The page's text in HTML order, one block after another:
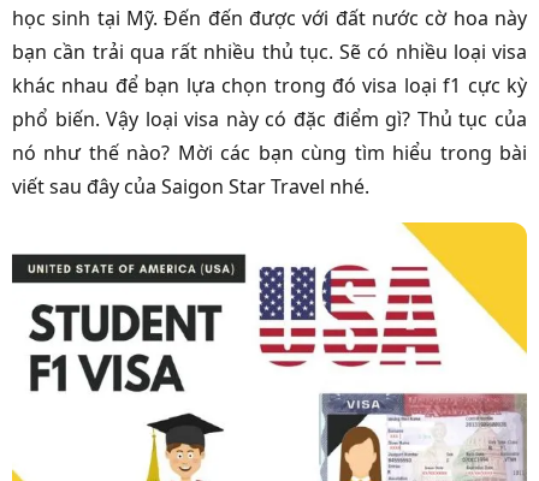
học sinh tại Mỹ. Đến đến được với đất nước cờ hoa này
bạn cần trải qua rất nhiều thủ tục. Sẽ có nhiều loại visa
khác nhau để bạn lựa chọn trong đó visa loại f1 cực kỳ
phổ biến. Vậy loại visa này có đặc điểm gì? Thủ tục của
nó như thế nào? Mời các bạn cùng tìm hiểu trong bài
viết sau đây của Saigon Star Travel nhé.